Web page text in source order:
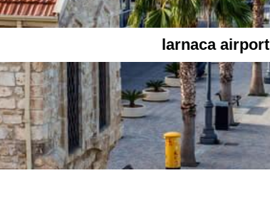
larnaca airport